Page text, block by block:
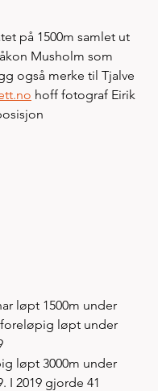
på 1500m samlet ut
Musholm som
også merke til Tjalve
hoff fotograf Eirik
løpt 1500m under
foreløpig løpt under
løpt 3000m under
I 2019 gjorde 41